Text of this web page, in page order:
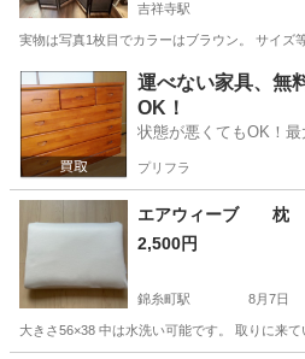
吉祥寺駅
実物は写真1枚目でカラーはブラウン。 サイ
東京 武蔵野市 吉祥寺駅 オフィス
運べない家具、無
OK！
状態が悪くてもOK！
プリフラ
エアウィーブ 枕
2,500円
錦糸町駅 8月7日
大きさ56×38 中は水洗い可能です。 取りに来て